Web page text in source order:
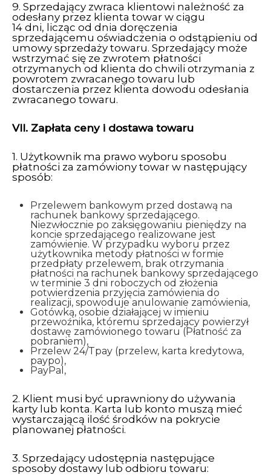
9. Sprzedający zwraca klientowi należność za
odesłany przez klienta towar w ciągu
14 dni, licząc od dnia doręczenia
sprzedającemu oświadczenia o odstąpieniu od
umowy sprzedaży towaru. Sprzedający może
wstrzymać się ze zwrotem płatności
otrzymanych od klienta do chwili otrzymania z
powrotem zwracanego towaru lub
dostarczenia przez klienta dowodu odesłania
zwracanego towaru.
VII. Zapłata ceny i dostawa towaru
1. Użytkownik ma prawo wyboru sposobu
płatności za zamówiony towar w następujący
sposób:
Przelewem bankowym przed dostawą na
rachunek bankowy sprzedającego.
Niezwłocznie po zaksięgowaniu pieniędzy na
koncie sprzedającego realizowane jest
zamówienie. W przypadku wyboru przez
użytkownika metody płatności w formie
przedpłaty przelewem, brak otrzymania
płatności na rachunek bankowy sprzedającego
w terminie 3 dni roboczych od złożenia
potwierdzenia przyjęcia zamówienia do
realizacji, spowoduje anulowanie zamówienia,
Gotówką, osobie działającej w imieniu
przewoźnika, któremu sprzedający powierzył
dostawę zamówionego towaru (Płatność za
pobraniem),
Przelew 24/Tpay (przelew, karta kredytowa,
paypo),
PayPal,
2. Klient musi być uprawniony do używania
karty lub konta. Karta lub konto muszą mieć
wystarczającą ilość środków na pokrycie
planowanej płatności.
3. Sprzedający udostępnia następujące
sposoby dostawy lub odbioru towaru: